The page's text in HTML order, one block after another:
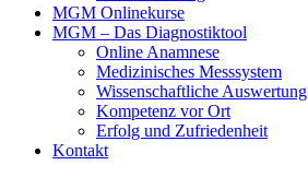
MGM Onlinekurse
MGM – Das Diagnostiktool
Online Anamnese
Medizinisches Messsystem
Wissenschaftliche Auswertung
Kompetenz vor Ort
Erfolg und Zufriedenheit
Kontakt